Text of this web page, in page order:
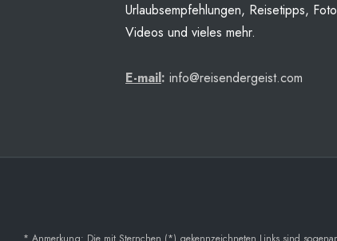
Urlaubsempfehlungen, Reisetipps,
Videos und vieles mehr.
E-mail: info@reisendergeist.com